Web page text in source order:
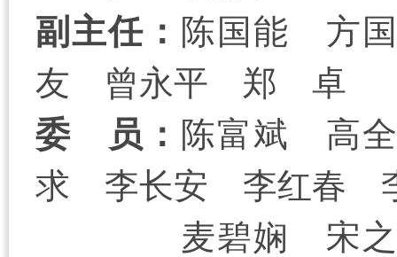
副主任： 陈国能 方
友 曾永平 郑 卓
委 员： 陈富斌 高
求 李长安 李红春
麦碧娴 宋